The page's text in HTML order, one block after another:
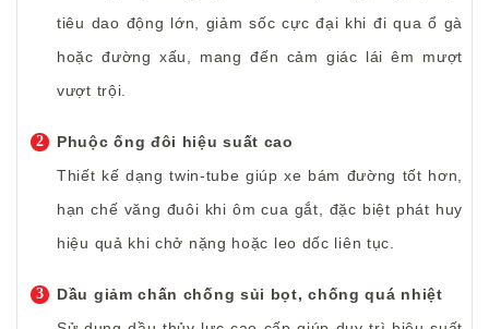
tiêu dao động lớn, giảm sốc cực đại khi đi qua ổ gà
hoặc đường xấu, mang đến cảm giác lái êm mượt
vượt trội.
Phuộc ống đôi hiệu suất cao
Thiết kế dạng twin-tube giúp xe bám đường tốt hơn,
hạn chế văng đuôi khi ôm cua gắt, đặc biệt phát huy
hiệu quả khi chở nặng hoặc leo dốc liên tục.
Dầu giảm chấn chống sủi bọt, chống quá nhiệt